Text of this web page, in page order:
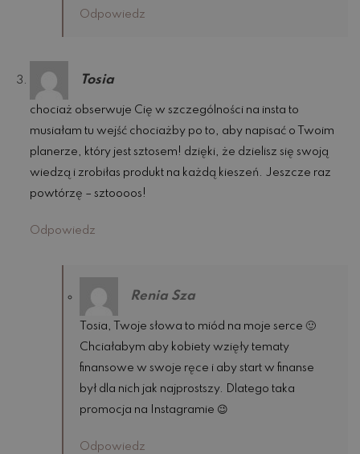
Odpowiedz
Tosia
chociaż obserwuje Cię w szczególności na insta to
musiałam tu wejść chociażby po to, aby napisać o Twoim
planerze, który jest sztosem! dzięki, że dzielisz się swoją
wiedzą i zrobiłas produkt na każdą kieszeń. Jeszcze raz
powtórzę – sztoooos!
Odpowiedz
Renia Sza
Tosia, Twoje słowa to miód na moje serce 🙂
Chciałabym aby kobiety wzięły tematy
finansowe w swoje ręce i aby start w finanse
był dla nich jak najprostszy. Dlatego taka
promocja na Instagramie 😉
Odpowiedz